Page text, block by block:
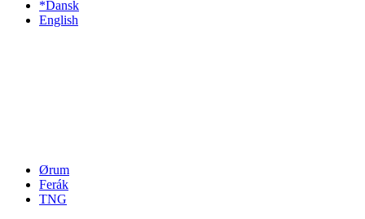
*Dansk
English
Ørum
Ferák
TNG